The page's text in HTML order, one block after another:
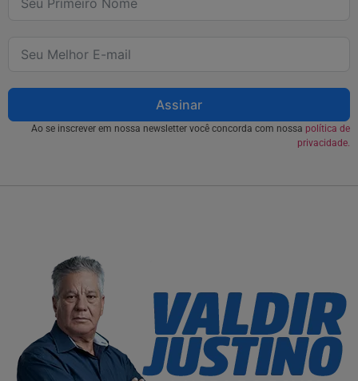
Assinar
Ao se inscrever em nossa newsletter você concorda com nossa política de
privacidade.